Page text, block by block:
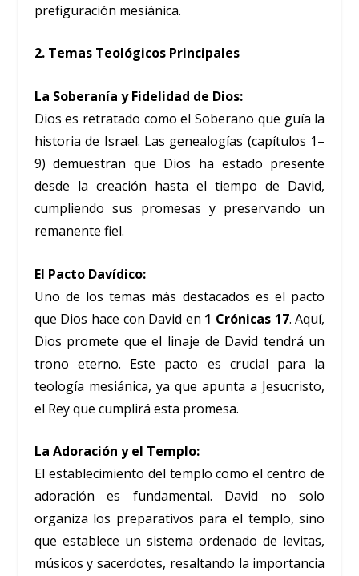
prefiguración mesiánica.
2. Temas Teológicos Principales
La Soberanía y Fidelidad de Dios:
Dios es retratado como el Soberano que guía la
historia de Israel. Las genealogías (capítulos 1–
9) demuestran que Dios ha estado presente
desde la creación hasta el tiempo de David,
cumpliendo sus promesas y preservando un
remanente fiel.
El Pacto Davídico:
Uno de los temas más destacados es el pacto
que Dios hace con David en 1 Crónicas 17. Aquí,
Dios promete que el linaje de David tendrá un
trono eterno. Este pacto es crucial para la
teología mesiánica, ya que apunta a Jesucristo,
el Rey que cumplirá esta promesa.
La Adoración y el Templo:
El establecimiento del templo como el centro de
adoración es fundamental. David no solo
organiza los preparativos para el templo, sino
que establece un sistema ordenado de levitas,
músicos y sacerdotes, resaltando la importancia